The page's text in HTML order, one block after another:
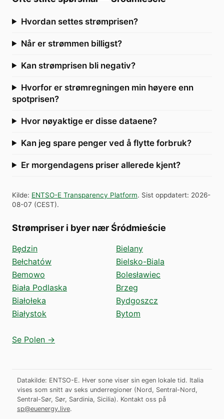
Hvordan settes strømprisen?
Når er strømmen billigst?
Kan strømprisen bli negativ?
Hvorfor er strømregningen min høyere enn
spotprisen?
Hvor nøyaktige er disse dataene?
Kan jeg spare penger ved å flytte forbruk?
Er morgendagens priser allerede kjent?
Kilde: ENTSO-E Transparency Platform. Sist oppdatert: 2026-
08-07 (CEST).
Strømpriser i byer nær Śródmieście
Będzin
Bełchatów
Bemowo
Biała Podlaska
Białołeka
Białystok
Bielany
Bielsko-Biala
Bolesławiec
Brzeg
Bydgoszcz
Bytom
Se Polen →
Datakilde: ENTSO-E. Hver sone viser sin egen lokale tid. Italia
vises som snitt av seks underregioner (Nord, Sentral-Nord,
Sentral-Sør, Sør, Sardinia, Sicilia). Kontakt oss på
sp@euenergy.live.